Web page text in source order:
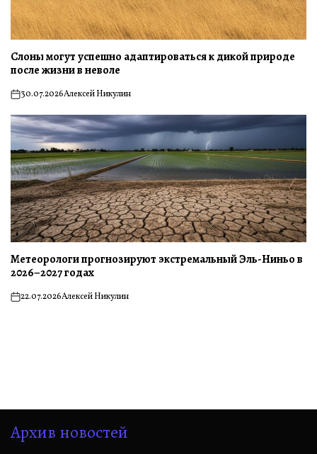
Слоны могут успешно адаптироваться к дикой природе
после жизни в неволе
on30.07.2026Алексей Никулин
Метеорологи прогнозируют экстремальный Эль-Ниньо в
2026–2027 годах
on22.07.2026Алексей Никулин
Архив новостей